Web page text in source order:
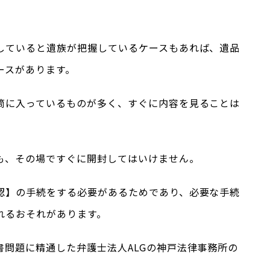
いると遺族が把握しているケースもあれば、遺品
があります。
入っているものが多く、すぐに内容を見ることは
その場ですぐに開封してはいけません。
の手続をする必要があるためであり、必要な手続
おそれがあります。
題に精通した弁護士法人ALGの神戸法律事務所の